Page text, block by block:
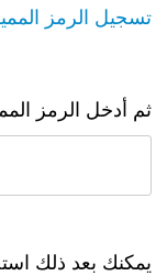
تسجيل الرمز
ثم أدخل الرمز